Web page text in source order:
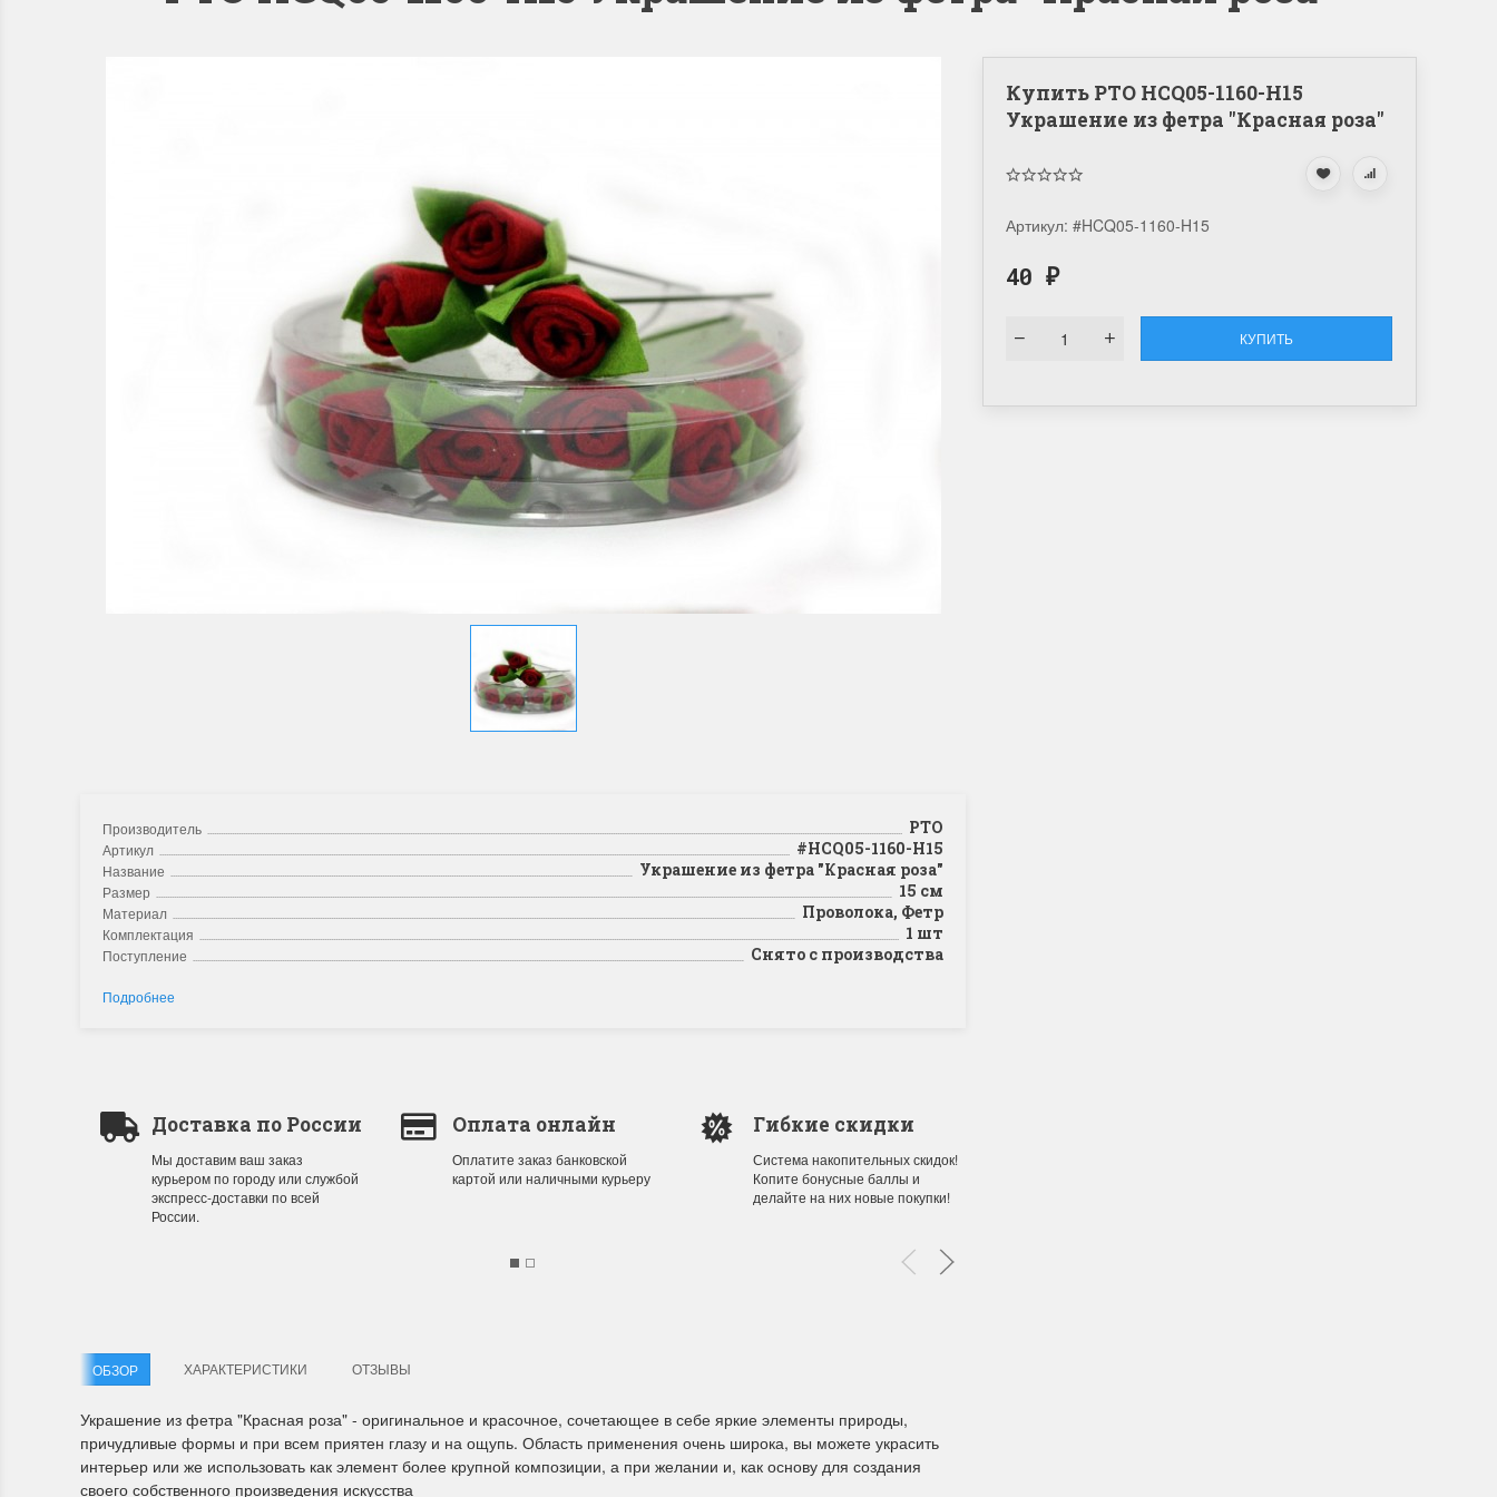
Производитель РТО
Артикул #HCQ05-1160-H15
Название Украшение из фетра "Красная роза"
Размер 15 см
Материал Проволока, Фетр
Комплектация 1 шт
Поступление Снято с производства
Подробнее
Доставка по России
Мы доставим ваш заказ
курьером по городу или службой
экспресс-доставки по всей
России.
Оплата онлайн
Оплатите заказ банковской
картой или наличными курьеру
Гибкие скидки
Система накопительных скидок!
Копите бонусные баллы и
делайте на них новые покупки!
ОБЗОР ХАРАКТЕРИСТИКИ ОТЗЫВЫ
Украшение из фетра "Красная роза" - оригинальное и красочное, сочетающее в себе яркие элементы природы,
причудливые формы и при всем приятен глазу и на ощупь. Область применения очень широка, вы можете украсить
интерьер или же использовать как элемент более крупной композиции, а при желании и, как основу для создания
своего собственного произведения искусства
Купить РТО HCQ05-1160-H15
Украшение из фетра "Красная роза"
Артикул: #HCQ05-1160-H15
40 ₽
КУПИТЬ